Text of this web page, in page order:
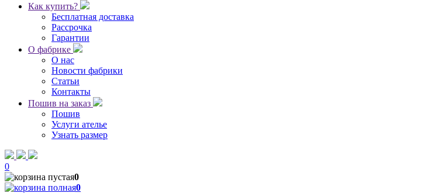
Как купить?
Бесплатная доставка
Рассрочка
Гарантии
О фабрике
О нас
Новости фабрики
Статьи
Контакты
Пошив на заказ
Пошив
Услуги ателье
Узнать размер
0
0
0